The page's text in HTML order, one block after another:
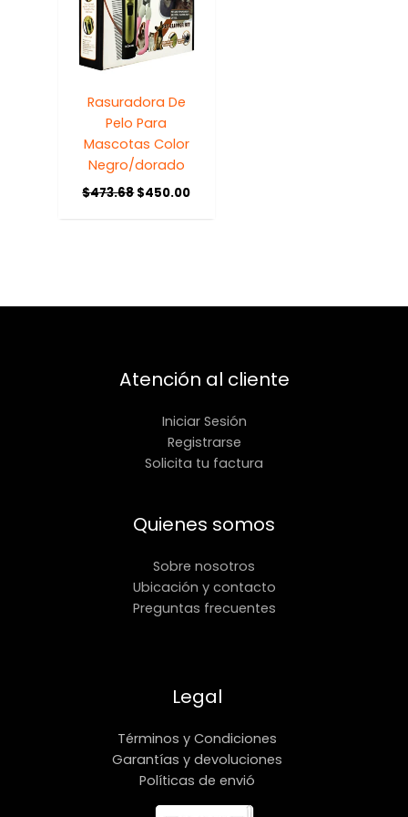
Rasuradora De
Pelo Para
Mascotas Color
Negro/dorado
$473.68$450.00
Atención al cliente
Iniciar Sesión
Registrarse
Solicita tu factura
Quienes somos
Sobre nosotros
Ubicación y contacto
Preguntas frecuentes
Legal
Términos y Condiciones
Garantías y devoluciones
Políticas de envió